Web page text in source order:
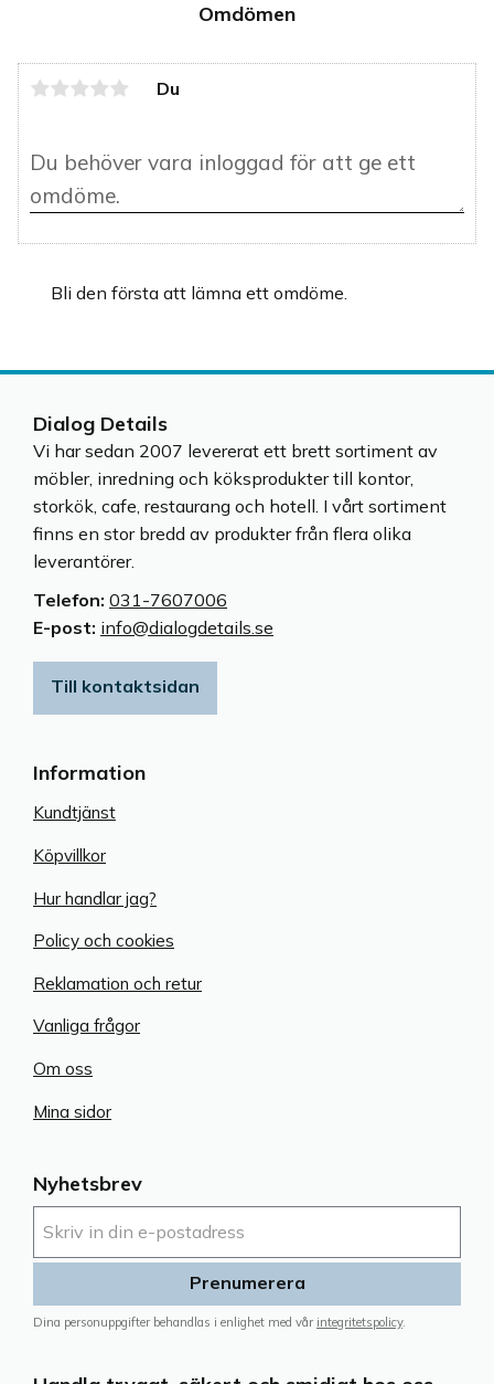
Omdömen
Du
Bli den första att lämna ett omdöme.
Nyhetsbrev
Prenumerera
Dina personuppgifter behandlas i enlighet med vår integritetspolicy.
Information
Kundtjänst
Köpvillkor
Hur handlar jag?
Policy och cookies
Reklamation och retur
Vanliga frågor
Om oss
Mina sidor
Dialog Details
Vi har sedan 2007 levererat ett brett sortiment av
möbler, inredning och köksprodukter till kontor,
storkök, cafe, restaurang och hotell. I vårt sortiment
finns en stor bredd av produkter från flera olika
leverantörer.
Telefon: 031-7607006
E-post: info@dialogdetails.se
Till kontaktsidan